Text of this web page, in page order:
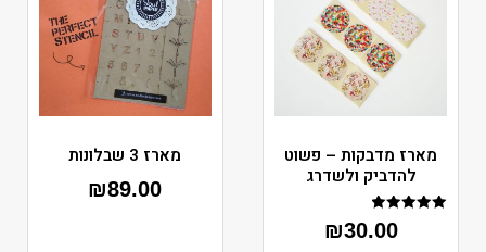
מארז מדבקות – פשוט
להדביק ולשדרג
5.00
₪30.00
מארז 3 שבלונות
₪89.00